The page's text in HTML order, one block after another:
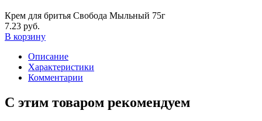
Крем для бритья Свобода Мыльный 75г
7.23 руб.
В корзину
Описание
Характеристики
Комментарии
С этим товаром рекомендуем